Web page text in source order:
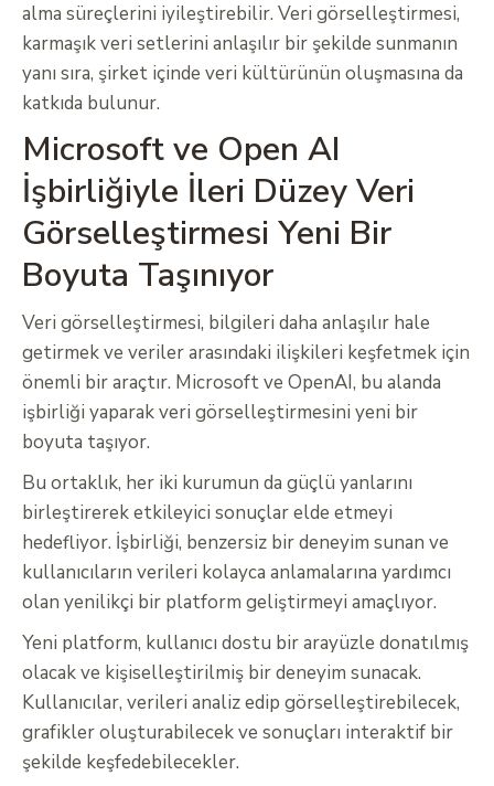
alma süreçlerini iyileştirebilir. Veri görselleştirmesi,
karmaşık veri setlerini anlaşılır bir şekilde sunmanın
yanı sıra, şirket içinde veri kültürünün oluşmasına da
katkıda bulunur.
Microsoft ve Open AI
İşbirliğiyle İleri Düzey Veri
Görselleştirmesi Yeni Bir
Boyuta Taşınıyor
Veri görselleştirmesi, bilgileri daha anlaşılır hale
getirmek ve veriler arasındaki ilişkileri keşfetmek için
önemli bir araçtır. Microsoft ve OpenAI, bu alanda
işbirliği yaparak veri görselleştirmesini yeni bir
boyuta taşıyor.
Bu ortaklık, her iki kurumun da güçlü yanlarını
birleştirerek etkileyici sonuçlar elde etmeyi
hedefliyor. İşbirliği, benzersiz bir deneyim sunan ve
kullanıcıların verileri kolayca anlamalarına yardımcı
olan yenilikçi bir platform geliştirmeyi amaçlıyor.
Yeni platform, kullanıcı dostu bir arayüzle donatılmış
olacak ve kişiselleştirilmiş bir deneyim sunacak.
Kullanıcılar, verileri analiz edip görselleştirebilecek,
grafikler oluşturabilecek ve sonuçları interaktif bir
şekilde keşfedebilecekler.